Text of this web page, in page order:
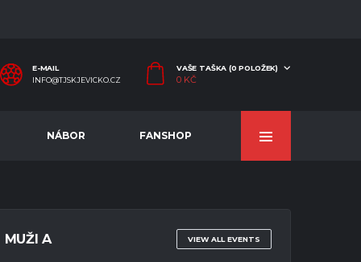
E-MAIL
INFO@TJSKJEVICKO.CZ
VAŠE TAŠKA (0 POLOŽEK)
0 KČ
NÁBOR FANSHOP
MUŽI A VIEW ALL EVENTS